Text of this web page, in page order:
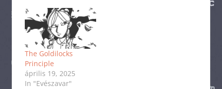
The Goldilocks
Principle
április 19, 2025
In "Evészavar"